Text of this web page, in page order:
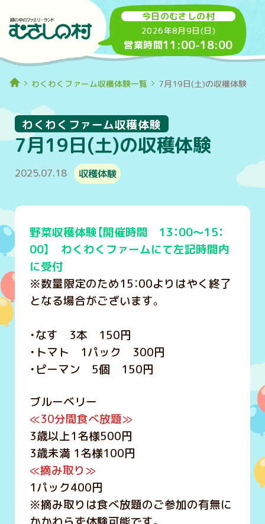
今日のむさしの村
2026年8月9日(日)
営業時間11:00-18:00
わくわくファーム収穫体験一覧 7月19日(土)の収穫体験
7月19日(土)の収穫体験
わくわくファーム収穫体験
2025.07.18 収穫体験
野菜収穫体験【開催時間 13：00～15：
00】 わくわくファームにて左記時間内
に受付
※数量限定のため15：00よりはやく終了
となる場合がございます。
・なす 3本 150円
・トマト 1パック 300円
・ピーマン 5個 150円
ブルーベリー
≪30分間食べ放題≫
3歳以上1名様500円
3歳未満 1名様100円
≪摘み取り≫
1パック400円
※摘み取りは食べ放題のご参加の有無に